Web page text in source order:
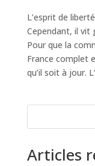
L’esprit de
Cependant, il vit
Pour que la
France complet
qu’il soit à jour.
Articles